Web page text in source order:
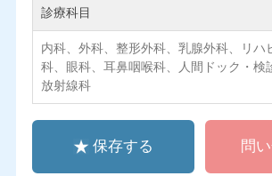
診療科目
内科、外科、整形外科、乳腺外科、リハ
科、眼科、耳鼻咽喉科、人間ドック・検
放射線科
保存する 問